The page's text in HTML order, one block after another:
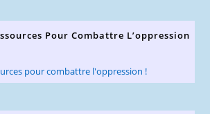
Pour Combattre L’oppression